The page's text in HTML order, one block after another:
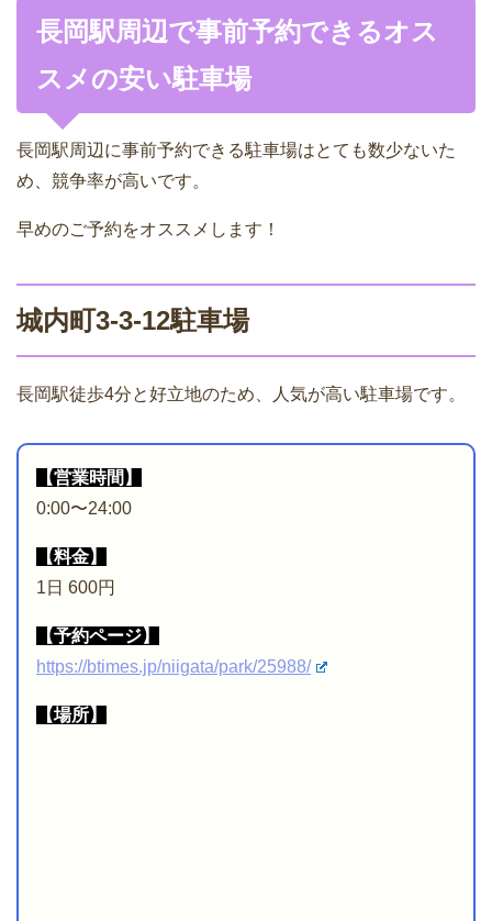
長岡駅周辺で事前予約できるオス
スメの安い駐車場
長岡駅周辺に事前予約できる駐車場はとても数少ないた
め、競争率が高いです。
早めのご予約をオススメします！
城内町3-3-12駐車場
長岡駅徒歩4分と好立地のため、人気が高い駐車場です。
【営業時間】
0:00〜24:00
【料金】
1日 600円
【予約ページ】
https://btimes.jp/niigata/park/25988/
【場所】